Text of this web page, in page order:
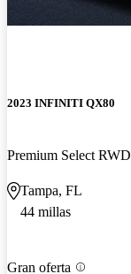
2023 INFINITI QX80
Premium Select RWD
Tampa, FL
44 millas
Gran oferta